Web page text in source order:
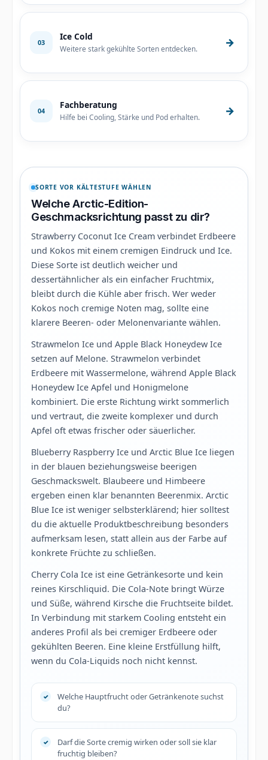
03
Ice Cold
Weitere stark gekühlte Sorten entdecken. →
04
Fachberatung
Hilfe bei Cooling, Stärke und Pod erhalten. →
SORTE VOR KÄLTESTUFE WÄHLEN
Welche Arctic-Edition-
Geschmacksrichtung passt zu dir?
Strawberry Coconut Ice Cream verbindet Erdbeere
und Kokos mit einem cremigen Eindruck und Ice.
Diese Sorte ist deutlich weicher und
dessertähnlicher als ein einfacher Fruchtmix,
bleibt durch die Kühle aber frisch. Wer weder
Kokos noch cremige Noten mag, sollte eine
klarere Beeren- oder Melonenvariante wählen.
Strawmelon Ice und Apple Black Honeydew Ice
setzen auf Melone. Strawmelon verbindet
Erdbeere mit Wassermelone, während Apple Black
Honeydew Ice Apfel und Honigmelone
kombiniert. Die erste Richtung wirkt sommerlich
und vertraut, die zweite komplexer und durch
Apfel oft etwas frischer oder säuerlicher.
Blueberry Raspberry Ice und Arctic Blue Ice liegen
in der blauen beziehungsweise beerigen
Geschmackswelt. Blaubeere und Himbeere
ergeben einen klar benannten Beerenmix. Arctic
Blue Ice ist weniger selbsterklärend; hier solltest
du die aktuelle Produktbeschreibung besonders
aufmerksam lesen, statt allein aus der Farbe auf
konkrete Früchte zu schließen.
Cherry Cola Ice ist eine Getränkesorte und kein
reines Kirschliquid. Die Cola-Note bringt Würze
und Süße, während Kirsche die Fruchtseite bildet.
In Verbindung mit starkem Cooling entsteht ein
anderes Profil als bei cremiger Erdbeere oder
gekühlten Beeren. Eine kleine Erstfüllung hilft,
wenn du Cola-Liquids noch nicht kennst.
Welche Hauptfrucht oder Getränkenote suchst
du?
Darf die Sorte cremig wirken oder soll sie klar
fruchtig bleiben?